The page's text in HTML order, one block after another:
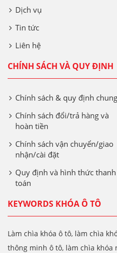
Dịch vụ
Tin tức
Liên hệ
CHÍNH SÁCH VÀ QUY ĐỊNH
Chính sách & quy định chung
Chính sách đổi/trả hàng và
hoàn tiền
Chính sách vận chuyển/giao
nhận/cài đặt
Quy định và hình thức thanh
toán
KEYWORDS KHÓA Ô TÔ
Làm chìa khóa ô tô, làm chìa
thông minh ô tô, làm chìa khóa